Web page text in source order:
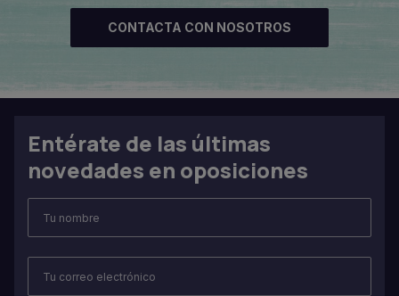
CONTACTA CON NOSOTROS
Entérate de las últimas
novedades en oposiciones